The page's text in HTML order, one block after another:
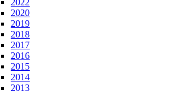
2022
2020
2019
2018
2017
2016
2015
2014
2013